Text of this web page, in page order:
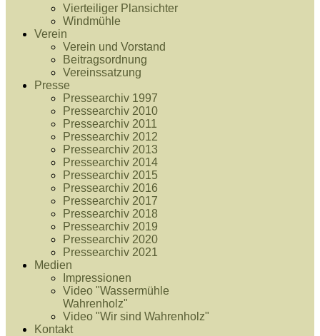
Vierteiliger Plansichter
Windmühle
Verein
Verein und Vorstand
Beitragsordnung
Vereinssatzung
Presse
Pressearchiv 1997
Pressearchiv 2010
Pressearchiv 2011
Pressearchiv 2012
Pressearchiv 2013
Pressearchiv 2014
Pressearchiv 2015
Pressearchiv 2016
Pressearchiv 2017
Pressearchiv 2018
Pressearchiv 2019
Pressearchiv 2020
Pressearchiv 2021
Medien
Impressionen
Video "Wassermühle
Wahrenholz"
Video "Wir sind Wahrenholz"
Kontakt